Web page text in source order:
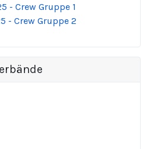
- Crew Gruppe 1
- Crew Gruppe 2